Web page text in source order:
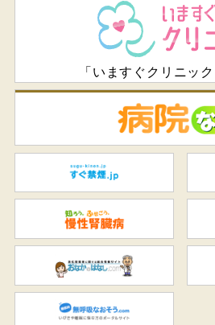
「いますぐクリニッ
すぐ
知ろ
おな